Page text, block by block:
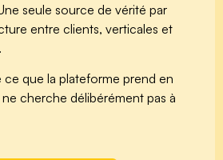
seule source de vérité par
entre clients, verticales et
que la plateforme prend en
cherche délibérément pas à